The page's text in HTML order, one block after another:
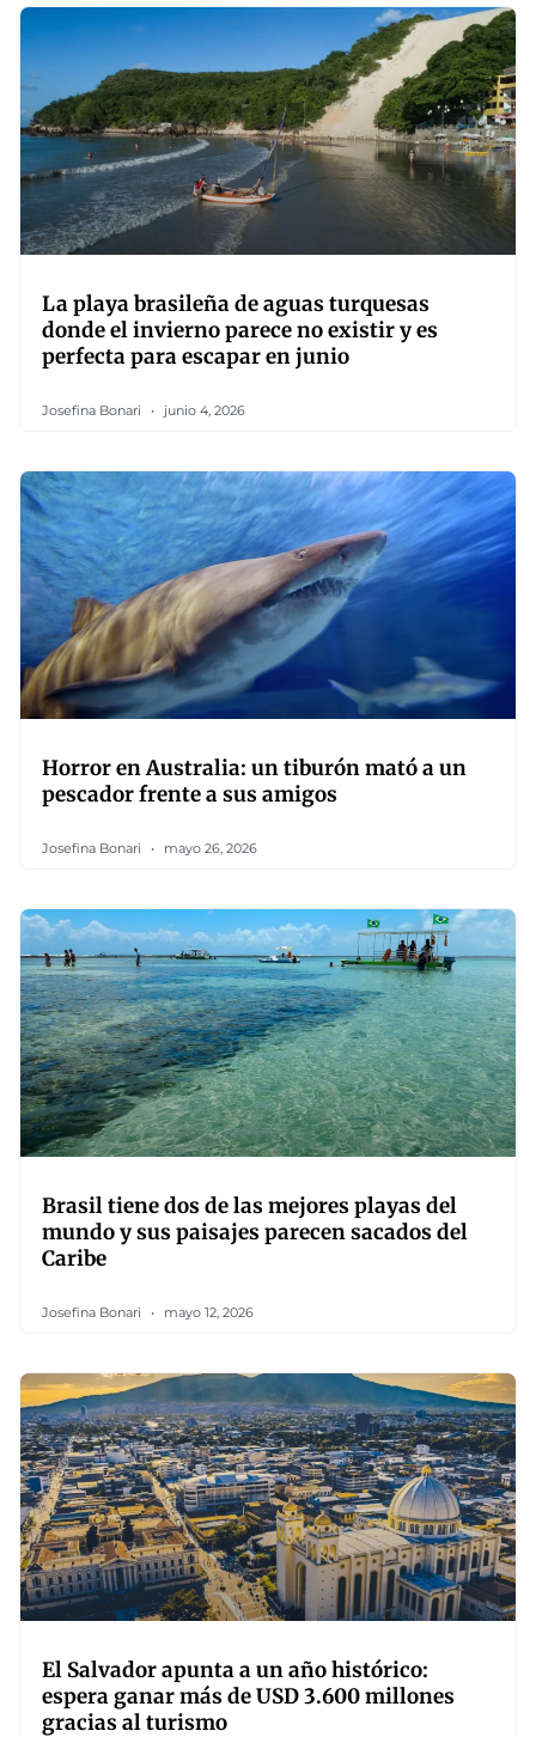
La playa brasileña de aguas turquesas
donde el invierno parece no existir y es
perfecta para escapar en junio
Josefina Bonari junio 4, 2026
Horror en Australia: un tiburón mató a un
pescador frente a sus amigos
Josefina Bonari mayo 26, 2026
Brasil tiene dos de las mejores playas del
mundo y sus paisajes parecen sacados del
Caribe
Josefina Bonari mayo 12, 2026
El Salvador apunta a un año histórico:
espera ganar más de USD 3.600 millones
gracias al turismo